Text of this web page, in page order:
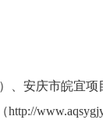
、安庆市皖宜项
http://